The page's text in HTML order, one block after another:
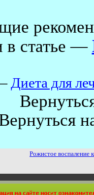
в статье —
Диета для
Рожистое воспаление